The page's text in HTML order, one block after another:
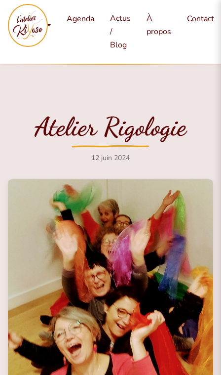
Mes
services
Agenda
Actus
/
Blog
À
propos
Contact
Atelier Rigologie
12 juin 2024